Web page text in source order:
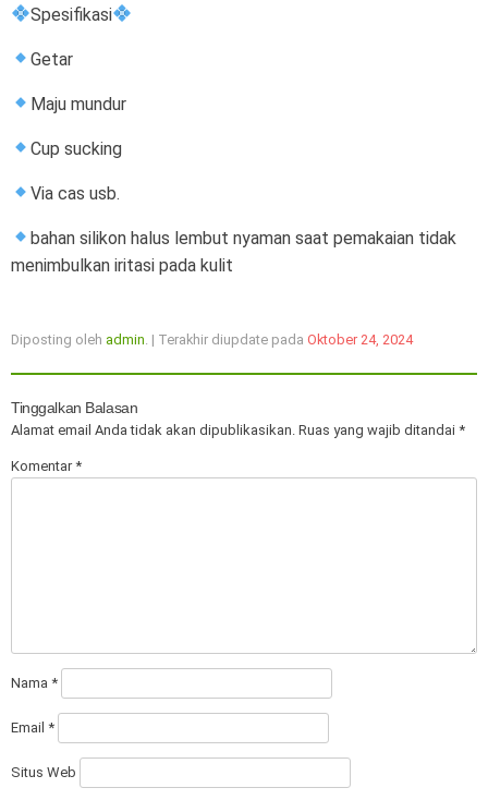
Spesifikasi
Getar
Maju mundur
Cup sucking
Via cas usb.
bahan silikon halus lembut nyaman saat pemakaian tidak
menimbulkan iritasi pada kulit
Diposting oleh admin . | Terakhir diupdate pada Oktober 24, 2024
Tinggalkan Balasan
Alamat email Anda tidak akan dipublikasikan. Ruas yang wajib ditandai *
Komentar*
Nama *
Email *
Situs Web